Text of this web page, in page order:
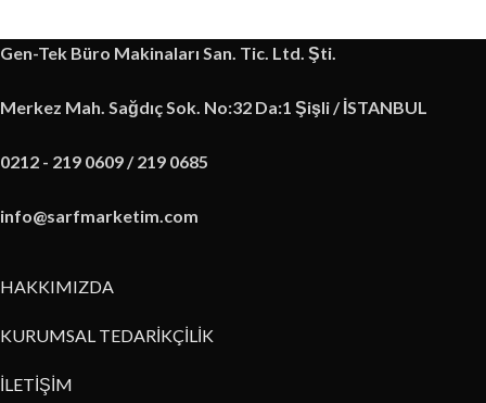
Gen-Tek Büro Makinaları San. Tic. Ltd. Şti.
Merkez Mah. Sağdıç Sok. No:32 Da:1 Şişli / İSTANBUL
0212 - 219 0609 / 219 0685
info@sarfmarketim.com
HAKKIMIZDA
KURUMSAL TEDARİKÇİLİK
İLETİŞİM